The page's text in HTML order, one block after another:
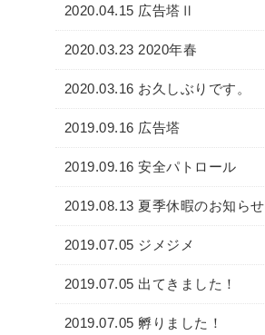
2020.04.15 広告塔Ⅱ
2020.03.23 2020年春
2020.03.16 お久しぶりです。
2019.09.16 広告塔
2019.09.16 安全パトロール
2019.08.13 夏季休暇のお知らせ
2019.07.05 ジメジメ
2019.07.05 出てきました！
2019.07.05 孵りました！